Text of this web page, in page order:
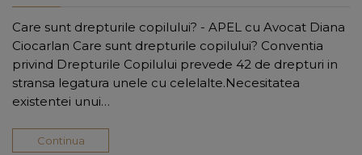
Care sunt drepturile copilului? - APEL cu Avocat Diana
Ciocarlan Care sunt drepturile copilului? Conventia
privind Drepturile Copilului prevede 42 de drepturi in
stransa legatura unele cu celelalte.Necesitatea
existentei unui…
Continua